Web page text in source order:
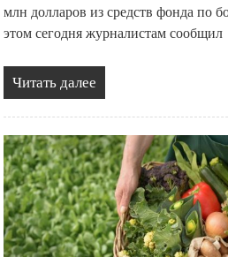
млн долларов из средств фонда по
этом сегодня журналистам сообщил
Читать далее